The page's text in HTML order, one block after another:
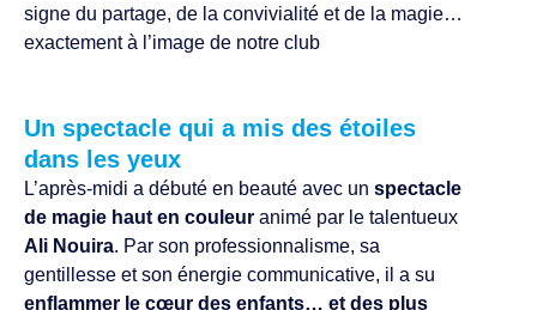
signe du partage, de la convivialité et de la magie…
exactement à l’image de notre club
Un spectacle qui a mis des étoiles
dans les yeux
L’après-midi a débuté en beauté avec un spectacle
de magie haut en couleur animé par le talentueux
Ali Nouira. Par son professionnalisme, sa
gentillesse et son énergie communicative, il a su
enflammer le cœur des enfants… et des plus